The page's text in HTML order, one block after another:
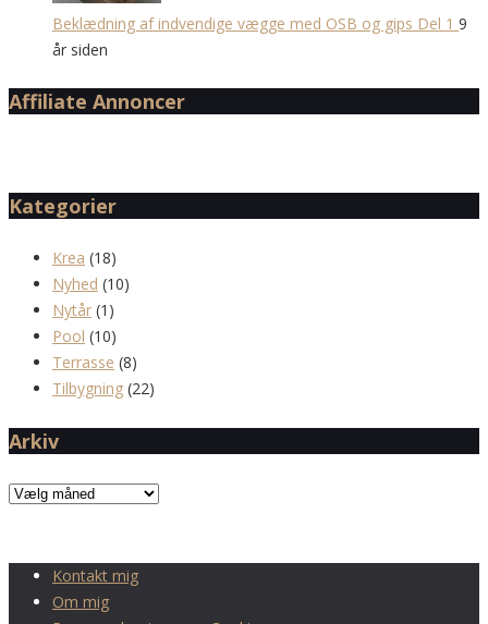
Beklædning af indvendige vægge med OSB og gips Del 1 9
år siden
Affiliate Annoncer
Kategorier
Krea (18)
Nyhed (10)
Nytår (1)
Pool (10)
Terrasse (8)
Tilbygning (22)
Arkiv
Arkiv
Kontakt mig
Om mig